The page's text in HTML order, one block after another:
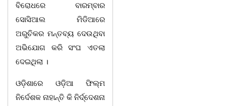
ବିରୋଧରେ ବାରମ୍ବାର
ସୋସିଆଲ ମିଡିଆରେ
ଅରୁଚିକର ମନ୍ତବ୍ୟ ଦେଉଥିବା
ଅଭିଯୋଗ କରି ସଂଘ ଏତଲା
ଦେଇଥିଲା ।
ଓଡ଼ିଶାରେ ଓଡ଼ିଆ ଫିଲ୍ମ
ନିର୍ଦେଶକ ନାହାନ୍ତି କି ନିର୍ଦ୍ଦେଶନା